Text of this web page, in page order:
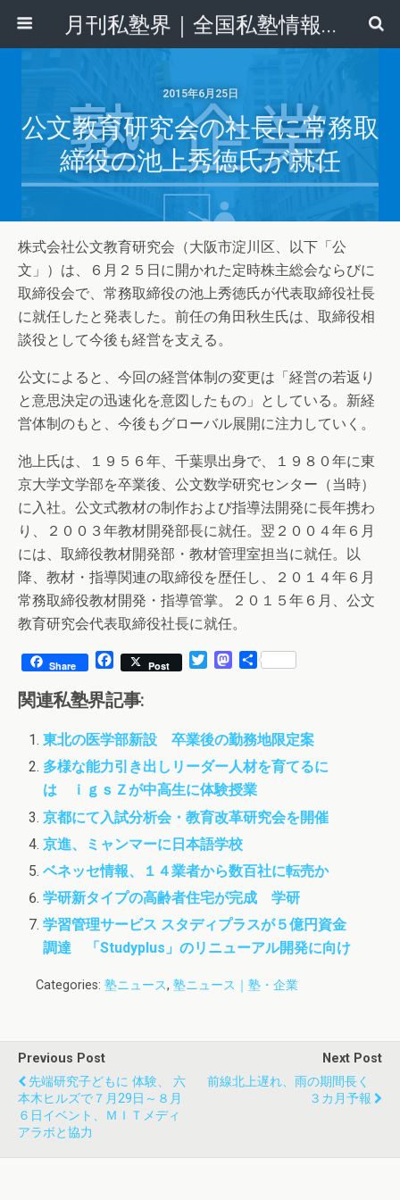
月刊私塾界｜全国私塾情報センター
2015年6月25日
公文教育研究会の社長に常務取
締役の池上秀徳氏が就任
株式会社公文教育研究会（大阪市淀川区、以下「公
文」）は、６月２５日に開かれた定時株主総会ならびに
取締役会で、常務取締役の池上秀徳氏が代表取締役社長
に就任したと発表した。前任の角田秋生氏は、取締役相
談役として今後も経営を支える。
公文によると、今回の経営体制の変更は「経営の若返り
と意思決定の迅速化を意図したもの」としている。新経
営体制のもと、今後もグローバル展開に注力していく。
池上氏は、１９５６年、千葉県出身で、１９８０年に東
京大学文学部を卒業後、公文数学研究センター（当時）
に入社。公文式教材の制作および指導法開発に長年携わ
り、２００３年教材開発部長に就任。翌２００４年６月
には、取締役教材開発部・教材管理室担当に就任。以
降、教材・指導関連の取締役を歴任し、２０１４年６月
常務取締役教材開発・指導管掌。２０１５年６月、公文
教育研究会代表取締役社長に就任。
Share
F
c
e
b
o
o
k
Post
t
e
r
M
o
d
o
n
共
関連私塾界記事:
東北の医学部新設 卒業後の勤務地限定案
多様な能力引き出しリーダー人材を育てるに
は ｉｇｓＺが中高生に体験授業
京都にて入試分析会・教育改革研究会を開催
京進、ミャンマーに日本語学校
ベネッセ情報、１４業者から数百社に転売か
学研新タイプの高齢者住宅が完成 学研
学習管理サービス スタディプラスが５億円資金
調達 「Studyplus」のリニューアル開発に向け
Categories: 塾ニュース, 塾ニュース｜塾・企業
Previous Post
先端研究子どもに 体験、 六
本木ヒルズで７月29日～８月
６日イベント、ＭＩＴメディ
アラボと協力
Next Post
前線北上遅れ、雨の期間長く
３カ月予報